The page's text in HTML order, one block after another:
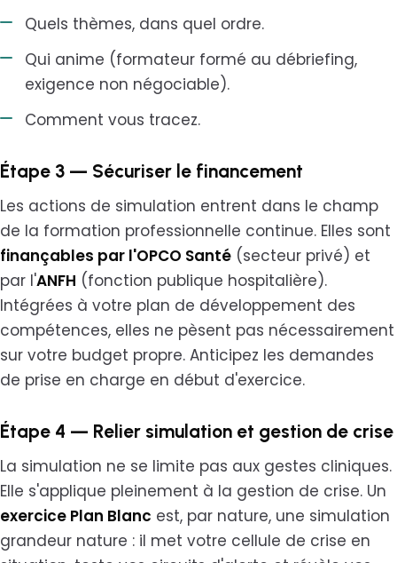
Quels thèmes, dans quel ordre.
Qui anime (formateur formé au débriefing,
exigence non négociable).
Comment vous tracez.
Étape 3 — Sécuriser le financement
Les actions de simulation entrent dans le champ
de la formation professionnelle continue. Elles sont
finançables par l'OPCO Santé (secteur privé) et
par l'ANFH (fonction publique hospitalière).
Intégrées à votre plan de développement des
compétences, elles ne pèsent pas nécessairement
sur votre budget propre. Anticipez les demandes
de prise en charge en début d'exercice.
Étape 4 — Relier simulation et gestion de crise
La simulation ne se limite pas aux gestes cliniques.
Elle s'applique pleinement à la gestion de crise. Un
exercice Plan Blanc est, par nature, une simulation
grandeur nature : il met votre cellule de crise en